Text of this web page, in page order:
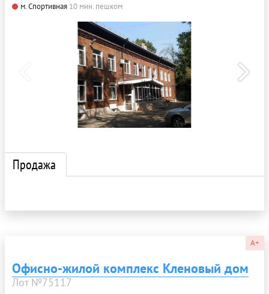
м. Спортивная 10 мин. пешком
Продажа
A+
Офисно-жилой комплекс Кленовый дом
Лот №75117